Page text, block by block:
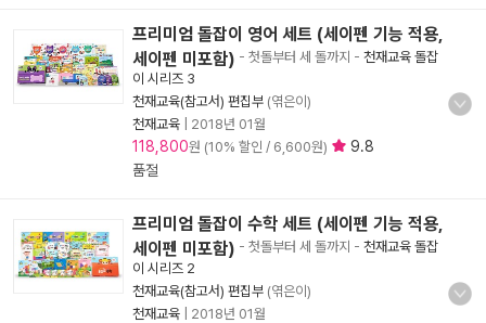
프리미엄 돌잡이 영어 세트 (세이펜 기능 적용,
세이펜 미포함) - 첫돌부터 세 돌까지 - 천재교육 돌잡
이 시리즈 3
천재교육(참고서) 편집부 (엮은이)
천재교육
2018년 01월
118,800원 (10% 할인 / 6,600원)
9.8
품절
프리미엄 돌잡이 수학 세트 (세이펜 기능 적용,
세이펜 미포함) - 첫돌부터 세 돌까지 - 천재교육 돌잡
이 시리즈 2
천재교육(참고서) 편집부 (엮은이)
천재교육
2018년 01월